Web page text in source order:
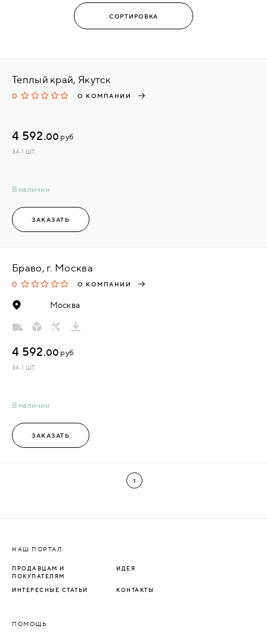
Теплый край, Якутск
0 О КОМПАНИИ
В наличии
4 592.00 руб
ЗА 1 ШТ.
ЗАКАЗАТЬ
Браво, г. Москва
0 О КОМПАНИИ
Москва
В наличии
4 592.00 руб
ЗА 1 ШТ.
ЗАКАЗАТЬ
1
НАШ ПОРТАЛ
ПРОДАВЦАМ И
ПОКУПАТЕЛЯМ
ИДЕЯ
ИНТЕРЕСНЫЕ СТАТЬИ КОНТАКТЫ
ПОМОЩЬ